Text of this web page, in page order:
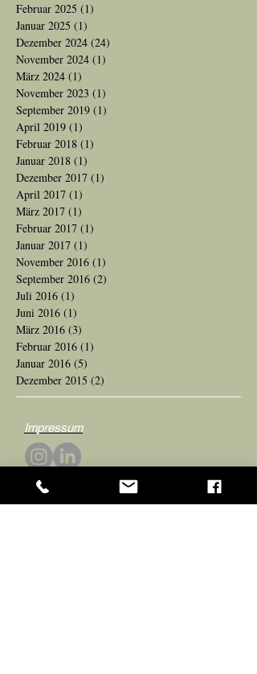
Februar 2025 (1)
Januar 2025 (1)
Dezember 2024 (24)
November 2024 (1)
März 2024 (1)
November 2023 (1)
September 2019 (1)
April 2019 (1)
Februar 2018 (1)
Januar 2018 (1)
Dezember 2017 (1)
April 2017 (1)
März 2017 (1)
Februar 2017 (1)
Januar 2017 (1)
November 2016 (1)
September 2016 (2)
Juli 2016 (1)
Juni 2016 (1)
März 2016 (3)
Februar 2016 (1)
Januar 2016 (5)
Dezember 2015 (2)
Impressum
Kontakt